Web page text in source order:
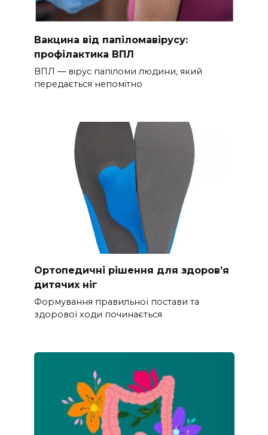
Вакцина від папіломавірусу:
профілактика ВПЛ
ВПЛ — вірус папіломи людини, який
передається непомітно
Ортопедичні рішення для здоров’я
дитячих ніг
Формування правильної постави та
здорової ходи починається